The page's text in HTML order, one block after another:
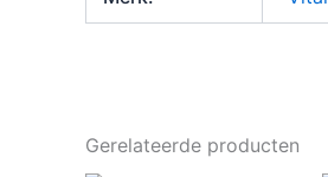
Gerelateerde producten